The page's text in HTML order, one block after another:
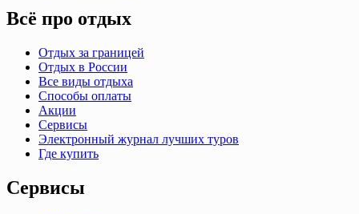
Всё про отдых
Отдых за границей
Отдых в России
Все виды отдыха
Способы оплаты
Акции
Сервисы
Электронный журнал лучших туров
Где купить
Сервисы